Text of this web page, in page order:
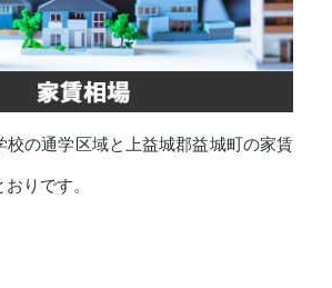
校の通学区域と上益城郡益城町の家賃
りです。